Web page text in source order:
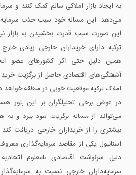
به ایجاد بازار املاکی سالم کمک کنند و
می‌دهد. این مساله خود سبب جذب
این صورت سبب قدرت بخشیدن به بازار
ترکیه دارای خریداران خارجی زیادی
همین دلیل حتی اگر کشورهای عضو
آشفتگی‌های اقتصادی حاصل از برگزیت خرید
املاک ترکیه موقعیت خوبی در منطقه
در عوض برخی تحلیلگران بر این باور
می‌تواند از مساله برگزیت سود ببرد و به
بیشتری را از خریداران خارجی دریافت
استانبول یکی از مقاصد سرمایه‌گذاری
دلیل سرنوشت اقتصادی نامعلوم
سرمایه‌داران خارجی نسبت به